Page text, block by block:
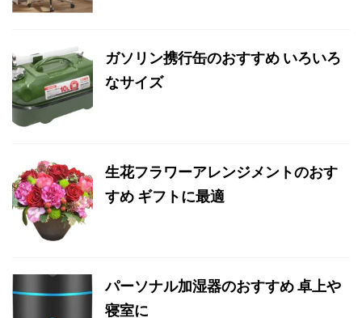
ガソリン携行缶のおすすめ いろいろ
なサイズ
生花フラワーアレンジメントのおす
すめ ギフトに最適
パーソナル加湿器のおすすめ 卓上や
寝室に